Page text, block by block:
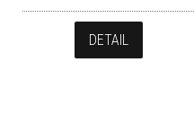
DETAIL